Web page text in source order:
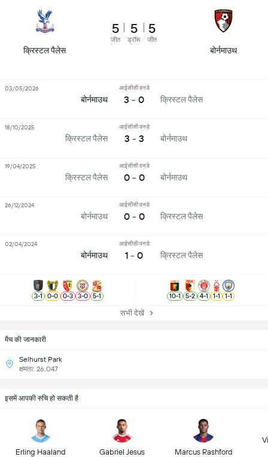
मैच की जानकारी
Selhurst Park
क्षमता: 26,047
क्रिस्टल पैलेस
5
जीत
5
ड्रॉस
5
जीत
बोर्नमाउथ
बोर्नमाउथ
आईसीसी वनडे
3 - 0 क्रिस्टल पैलेस
03/05/2026
क्रिस्टल पैलेस
आईसीसी वनडे
3 - 3 बोर्नमाउथ
18/10/2025
क्रिस्टल पैलेस
आईसीसी वनडे
0 - 0 बोर्नमाउथ
19/04/2025
बोर्नमाउथ
आईसीसी वनडे
0 - 0 क्रिस्टल पैलेस
26/12/2024
बोर्नमाउथ
आईसीसी वनडे
1 - 0 क्रिस्टल पैलेस
02/04/2024
3-1 0-0 0-3 3-0 5-1 10-1 5-2 4-1 1-1 1-1
सभी देखें
इसमें आपकी रुचि हो सकती है
Erling Haaland Gabriel Jesus Marcus Rashford